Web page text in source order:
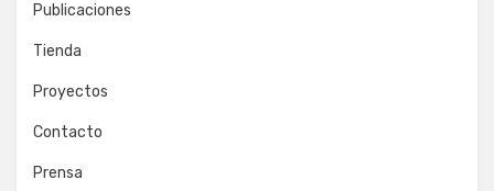
Publicaciones
Tienda
Proyectos
Contacto
Prensa